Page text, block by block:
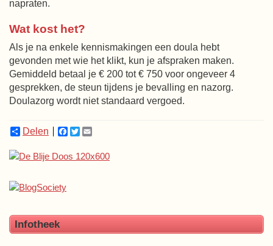
napraten.
Wat kost het?
Als je na enkele kennismakingen een doula hebt
gevonden met wie het klikt, kun je afspraken maken.
Gemiddeld betaal je € 200 tot € 750 voor ongeveer 4
gesprekken, de steun tijdens je bevalling en nazorg.
Doulazorg wordt niet standaard vergoed.
Delen Facebook
Twitter
Infotheek